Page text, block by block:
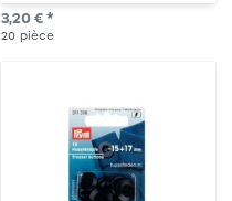
imitation
nacre/anthracite - 20
3,20 € *
20 pièce